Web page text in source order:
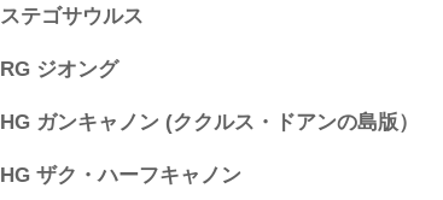
ステゴサウルス
RG ジオング
HG ガンキャノン (ククルス・ドアンの島版）
HG ザク・ハーフキャノン